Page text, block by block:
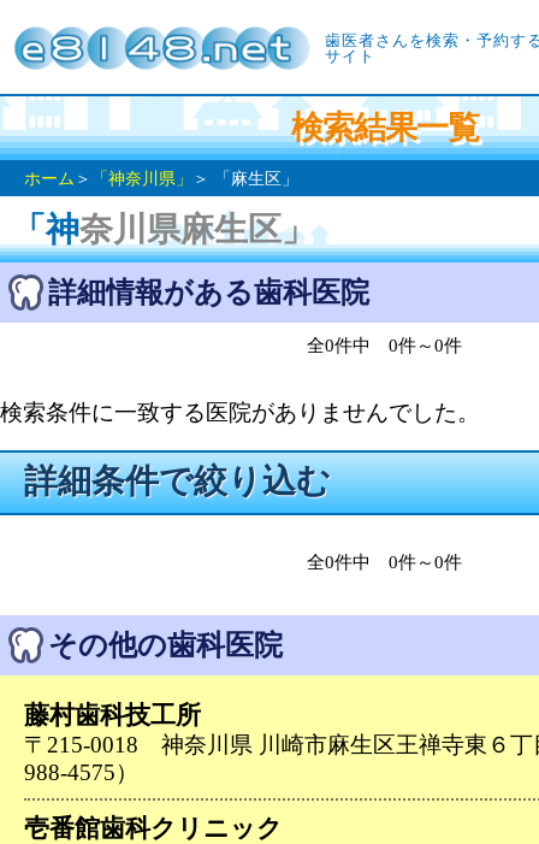
歯医者さんを検索・予約す
サイト
検索結果一覧
ホーム ＞ 「神奈川県」 ＞ 「麻生区」
「神奈川県麻生区」
詳細情報がある歯科医院
全0件中 0件～0件
検索条件に一致する医院がありませんでした。
詳細条件で絞り込む
全0件中 0件～0件
その他の歯科医院
藤村歯科技工所
〒215-0018 神奈川県 川崎市麻生区王禅寺東６丁
988-4575）
壱番館歯科クリニック